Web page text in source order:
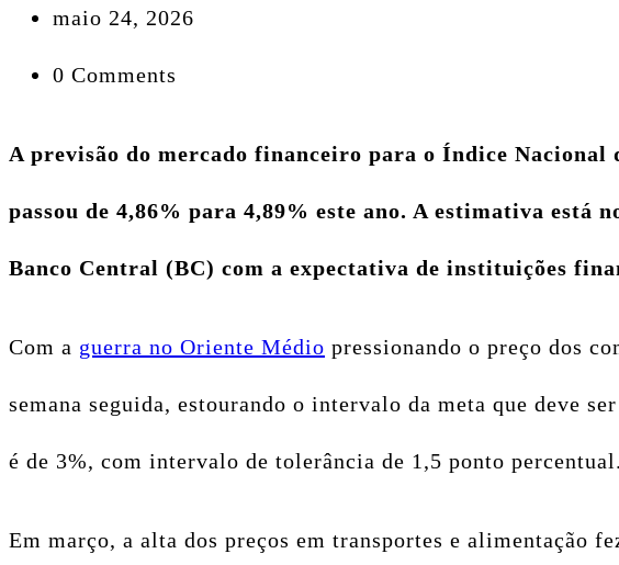
maio 24, 2026
0 Comments
A previsão do mercado financeiro para o Índice
passou de 4,86% para 4,89% este ano. A estimativa está
Banco Central (BC) com a expectativa de instituições
Com a guerra no Oriente Médio pressionando o preço dos
semana seguida, estourando o intervalo da meta que deve
é de 3%, com intervalo de tolerância de 1,5 ponto
Em março, a alta dos preços em transportes e alimentação